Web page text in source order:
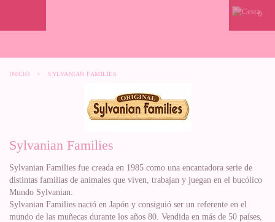
0
INICIO > SYLVANIAN FAMILIES
Sylvanian Families
Sylvanian Families fue creada en 1985 como una encantadora serie de
distintas familias de animales que viven, trabajan y juegan en el bucólico
Mundo Sylvanian.
Sylvanian Families nació en Japón y consiguió ser un referente en el
mundo de las muñecas durante los años 80. Vendida en más de 50 países,